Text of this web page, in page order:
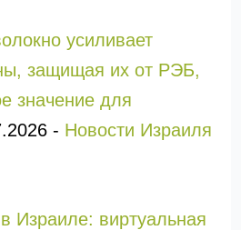
усиливает
защищая их от РЭБ,
значение для
- Новости Израиля
Израиле: виртуальная